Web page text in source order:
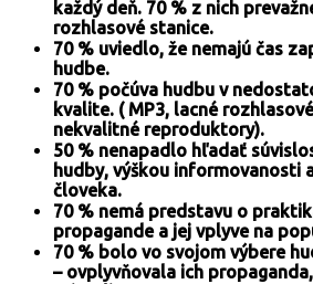
každý deň. 70 % z nich
rozhlasové stanice.
70 % uviedlo, že nemajú čas
hudbe.
70 % počúva hudbu v
kvalite. ( MP3, lacné
nekvalitné reproduktory).
50 % nenapadlo hľadať
hudby, výškou informovanosti
človeka.
70 % nemá predstavu o
propagande a jej vplyve na
70 % bolo vo svojom výbere
– ovplyvňovala ich